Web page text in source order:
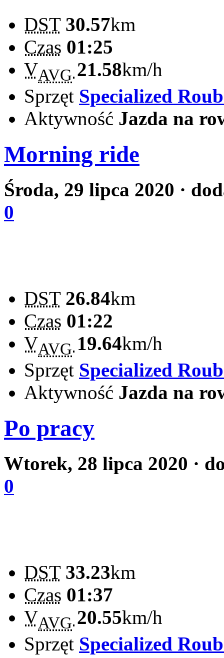
DST 30.57km
Czas 01:25
VAVG 21.58km/h
Sprzęt Specialized
Aktywność Jazda na
Morning ride
Środa, 29 lipca 2020 ·
0
DST 26.84km
Czas 01:22
VAVG 19.64km/h
Sprzęt Specialized
Aktywność Jazda na
Po pracy
Wtorek, 28 lipca 2020 ·
0
DST 33.23km
Czas 01:37
VAVG 20.55km/h
Sprzęt Specialized